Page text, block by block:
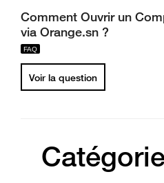
Comment Ouvrir un
via Orange.sn ?
Voir la question